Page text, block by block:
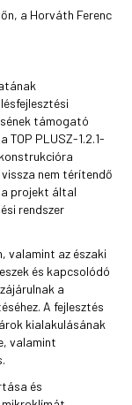
a Horváth Ferenc
támogató
PLUSZ-1.2.1-
nem térítendő
projekt által
rendszer
valamint az északi
és kapcsolódó
a
A fejlesztés
kialakulásának
valamint
és